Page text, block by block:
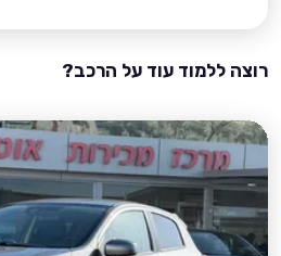
רוצה ללמוד עוד על הרכב?